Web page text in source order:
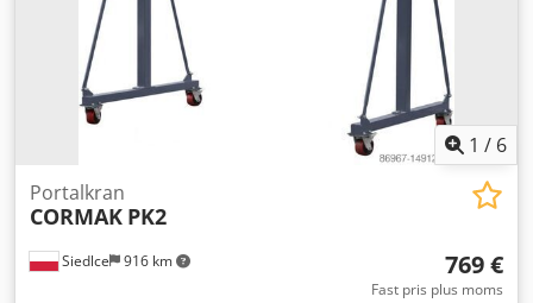
1 / 6
Siedlce 916 km
Portalkran
CORMAK PK2
769 €
Fast pris plus moms